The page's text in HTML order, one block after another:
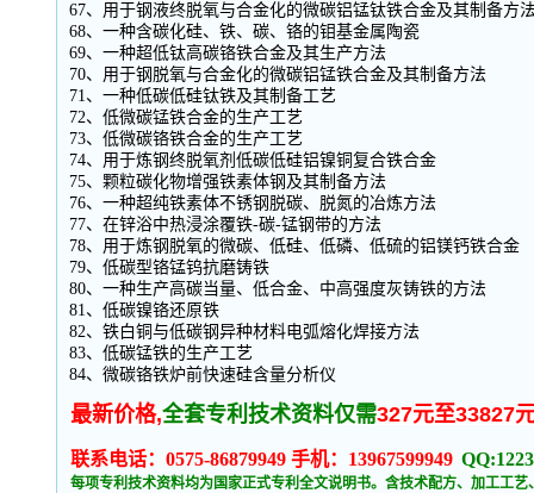
67、用于钢液终脱氧与合金化的微碳铝锰钛铁合金及其制备方
68、一种含碳化硅、铁、碳、铬的钼基金属陶瓷
69、一种超低钛高碳铬铁合金及其生产方法
70、用于钢脱氧与合金化的微碳铝锰铁合金及其制备方法
71、一种低碳低硅钛铁及其制备工艺
72、低微碳锰铁合金的生产工艺
73、低微碳铬铁合金的生产工艺
74、用于炼钢终脱氧剂低碳低硅铝镍铜复合铁合金
75、颗粒碳化物增强铁素体钢及其制备方法
76、一种超纯铁素体不锈钢脱碳、脱氮的冶炼方法
77、在锌浴中热浸涂覆铁-碳-锰钢带的方法
78、用于炼钢脱氧的微碳、低硅、低磷、低硫的铝镁钙铁合金
79、低碳型铬锰钨抗磨铸铁
80、一种生产高碳当量、低合金、中高强度灰铸铁的方法
81、低碳镍铬还原铁
82、铁白铜与低碳钢异种材料电弧熔化焊接方法
83、低碳锰铁的生产工艺
84、微碳铬铁炉前快速硅含量分析仪
最新价格,全套专利技术资料仅需327元至33827
联系电话：0575-86879949 手机：13967599949
每项专利技术资料均为国家正式专利全文说明书。含技术配方、加工工